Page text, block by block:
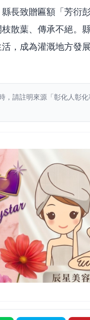
長致贈匾額「芳衍
散葉、傳承不絕。
，成為灌溉地方發展
，請註明來源「彰化人彰